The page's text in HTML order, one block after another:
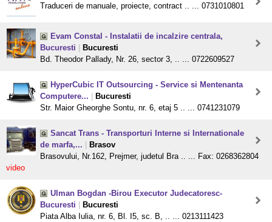
Traduceri de manuale, proiecte, contract .. ... 0731010801
Evam Constal - Instalatii de incalzire centrala,
Bucuresti
Bucuresti
Bd. Theodor Pallady, Nr. 26, sector 3, .. ... 0722609527
HyperCubic IT Outsourcing - Service si Mentenanta
Computere...
Bucuresti
Str. Maior Gheorghe Sontu, nr. 6, etaj 5 .. ... 0741231079
Sancat Trans - Transporturi Interne si Internationale
de marfa,...
Brasov
Brasovului, Nr.162, Prejmer, judetul Bra .. ... Fax: 0268362804
video
Ulman Bogdan -Birou Executor Judecatoresc-
Bucuresti
Bucuresti
Piata Alba Iulia, nr. 6, Bl. I5, sc. B, .. ... 0213111423